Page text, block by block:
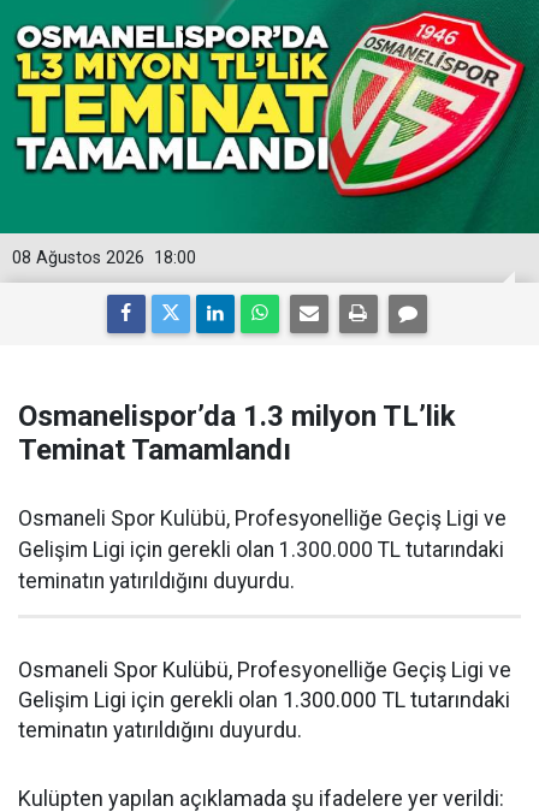
18:00
08 Ağustos 2026
Osmanelispor’da 1.3 milyon TL’lik
Teminat Tamamlandı
Osmaneli Spor Kulübü, Profesyonelliğe Geçiş Ligi ve
Gelişim Ligi için gerekli olan 1.300.000 TL tutarındaki
teminatın yatırıldığını duyurdu.
Osmaneli Spor Kulübü, Profesyonelliğe Geçiş Ligi ve
Gelişim Ligi için gerekli olan 1.300.000 TL tutarındaki
teminatın yatırıldığını duyurdu.
Kulüpten yapılan açıklamada şu ifadelere yer verildi: